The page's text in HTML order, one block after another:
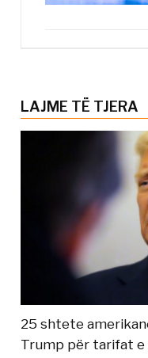
LAJME TË TJERA
25 shtete
Trump për tarifat e